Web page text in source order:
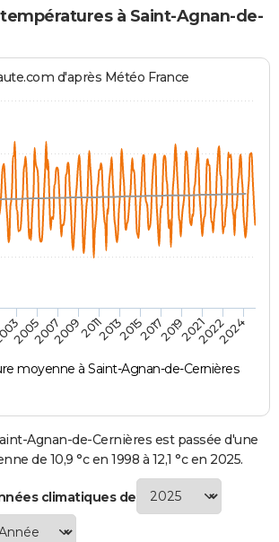
à Saint-Agnan-de-
d'après Météo France
moyenne à Saint-Agnan-de-Cernières
20052007200920112013201520172019202120222024
Agnan-de-Cernières est passée d'une
de 10,9 °c en 1998 à 12,1 °c en 2025.
climatiques de